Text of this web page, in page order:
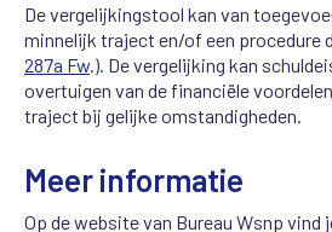
De vergelijkingstool kan van
minnelijk traject en/of een procedure
287a Fw .). De vergelijking kan
overtuigen van de financiële
traject bij gelijke omstandigheden.
Meer informatie
Op de website van Bureau Wsnp vind